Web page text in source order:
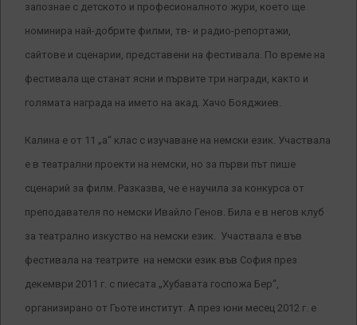
запознае с детското и професионалното жури, което ще
номинира най-добрите филми, тв- и радио-репортажи,
сайтове и сценарии, представени на фестивала. По време на
фестивала ще станат ясни и първите три награди, както и
голямата награда на името на акад. Хачо Бояджиев.
Калина е от 11 „а“ клас с изучаване на немски език. Участвала
е в театрални проекти на немски, но за първи път пише
сценарий за филм. Разказва, че е научила за конкурса от
преподавателя по немски Ивайло Генов. Била е в негов клуб
за театрално изкуство на немски език. Участвала е във
фестивала на театрите на немски език във София през
декември 2011 г. с пиесата „Хубавата госпожа Бер“,
организирано от Гьоте институт. А през юни месец 2012 г. е